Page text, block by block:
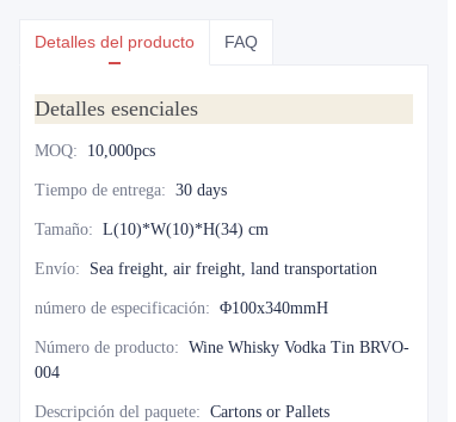
Detalles del producto FAQ
Detalles esenciales
MOQ: 10,000pcs
Tiempo de entrega: 30 days
Tamaño: L(10)*W(10)*H(34) cm
Envío: Sea freight, air freight, land transportation
número de especificación: Φ100x340mmH
Número de producto: Wine Whisky Vodka Tin BRVO-
004
Descripción del paquete: Cartons or Pallets